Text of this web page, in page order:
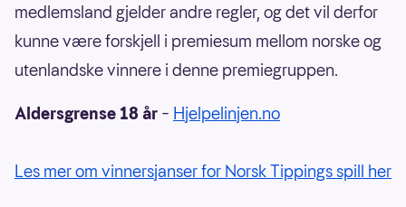
medlemsland gjelder andre regler, og det vil derfor
kunne være forskjell i premiesum mellom norske og
utenlandske vinnere i denne premiegruppen.
Aldersgrense 18 år – Hjelpelinjen.no
Les mer om vinnersjanser for Norsk Tippings spill her